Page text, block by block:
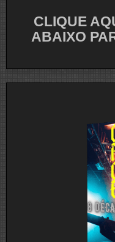
CLIQUE
ABAIXO